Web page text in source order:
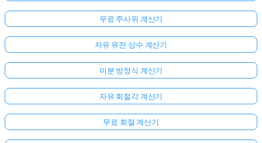
무료 주사위 계산기
자유 유전 상수 계산기
미분 방정식 계산기
자유 회절각 계산기
무료 회절 계산기